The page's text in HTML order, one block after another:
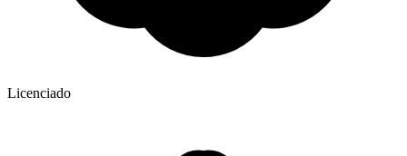
Licenciado